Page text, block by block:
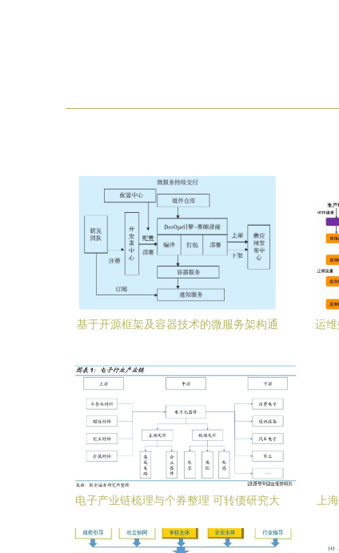
基于开源框架及容器技术的微服务架构通
运
电子产业链梳理与个券整理 可转债研究大
究服务
上